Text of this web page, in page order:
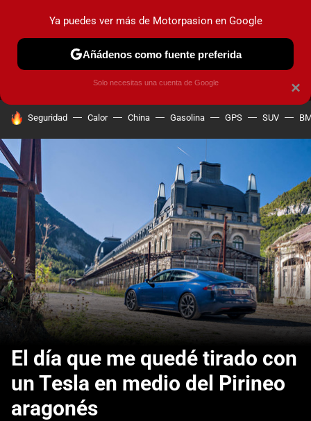
MENÚ NUEVO
COCHES ELÉCTRICOS OBSERVATORIO
HOY SE HABLA DE
Seguridad Calor China Gasolina GPS SUV
El día que me quedé tirado con
un Tesla en medio del Pirineo
aragonés
×
Ya puedes ver más de Motorpasion en Google
Añádenos como fuente preferida
Solo necesitas una cuenta de Google